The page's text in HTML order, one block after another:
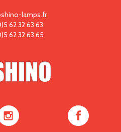
lamps.fr
62 32 63 63
62 32 63 65
Oshino
Oshino